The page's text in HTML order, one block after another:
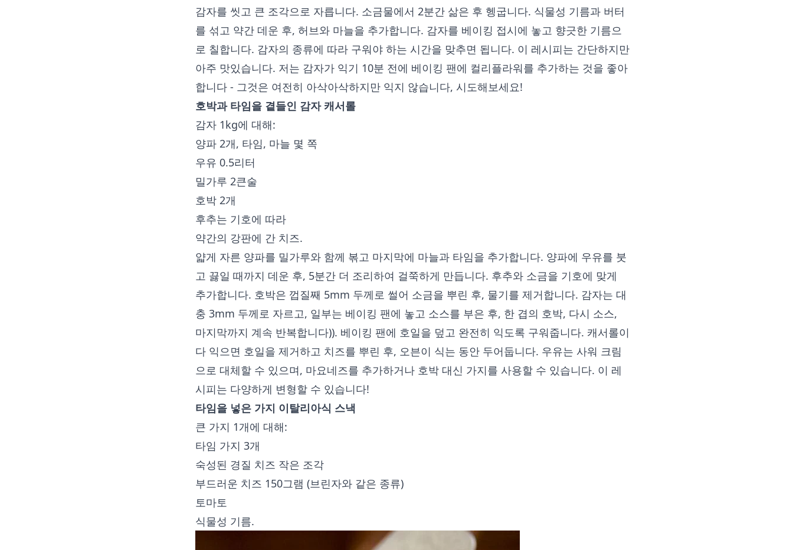
감자를 씻고 큰 조각으로 자릅니다. 소금물에서 2분간 삶은 후 헹굽니다. 식물성 기름과 버터
를 섞고 약간 데운 후, 허브와 마늘을 추가합니다. 감자를 베이킹 접시에 놓고 향긋한 기름으
로 칠합니다. 감자의 종류에 따라 구워야 하는 시간을 맞추면 됩니다. 이 레시피는 간단하지만
아주 맛있습니다. 저는 감자가 익기 10분 전에 베이킹 팬에 컬리플라워를 추가하는 것을 좋아
합니다 - 그것은 여전히 아삭아삭하지만 익지 않습니다, 시도해보세요!
호박과 타임을 곁들인 감자 캐서롤
감자 1kg에 대해:
양파 2개, 타임, 마늘 몇 쪽
우유 0.5리터
밀가루 2큰술
호박 2개
후추는 기호에 따라
약간의 강판에 간 치즈.
얇게 자른 양파를 밀가루와 함께 볶고 마지막에 마늘과 타임을 추가합니다. 양파에 우유를 붓
고 끓일 때까지 데운 후, 5분간 더 조리하여 걸쭉하게 만듭니다. 후추와 소금을 기호에 맞게
추가합니다. 호박은 껍질째 5mm 두께로 썰어 소금을 뿌린 후, 물기를 제거합니다. 감자는 대
충 3mm 두께로 자르고, 일부는 베이킹 팬에 놓고 소스를 부은 후, 한 겹의 호박, 다시 소스,
마지막까지 계속 반복합니다)). 베이킹 팬에 호일을 덮고 완전히 익도록 구워줍니다. 캐서롤이
다 익으면 호일을 제거하고 치즈를 뿌린 후, 오븐이 식는 동안 두어둡니다. 우유는 사워 크림
으로 대체할 수 있으며, 마요네즈를 추가하거나 호박 대신 가지를 사용할 수 있습니다. 이 레
시피는 다양하게 변형할 수 있습니다!
타임을 넣은 가지 이탈리아식 스낵
큰 가지 1개에 대해:
타임 가지 3개
숙성된 경질 치즈 작은 조각
부드러운 치즈 150그램 (브린자와 같은 종류)
토마토
식물성 기름.